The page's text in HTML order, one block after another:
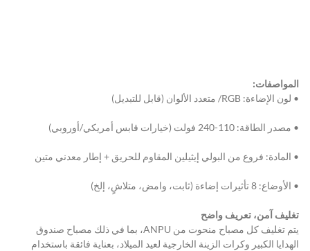
المواصفات:
• لون الإضاءة: RGB/ متعدد الألوان (قابل للتبديل)
• مصدر الطاقة: 110-240 فولت (خيارات قابس أمريكي/أوروبي)
• المادة: فروع من البولي إيثيلين المقاوم للحريق + إطار معدني متين
• الأوضاع: 8 تأثيرات إضاءة (ثابت، وامض، متلاشٍ، إلخ)
تغليف آمن، تعريف واضح
يتم تغليف كل مصباح منحوت من ANPU، بما في ذلك مصباح صندوق
الهدايا الكبير وكرات الزينة الخارجية لعيد الميلاد، بعناية فائقة باستخدام